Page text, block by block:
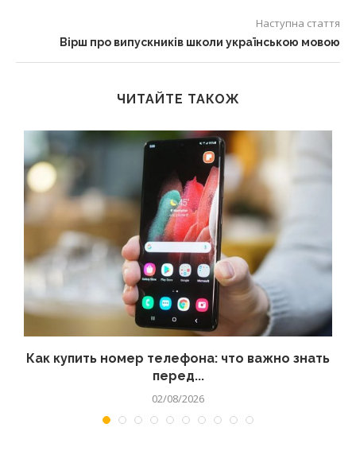
Наступна стаття
Вірш про випускників школи українською мовою
ЧИТАЙТЕ ТАКОЖ
Как купить номер телефона: что важно знать
перед...
02/08/2026